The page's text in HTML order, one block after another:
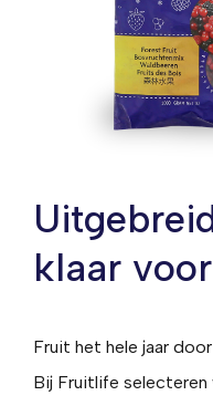
klaar
Fruit het hele jaar
Bij Fruitlife selecteren